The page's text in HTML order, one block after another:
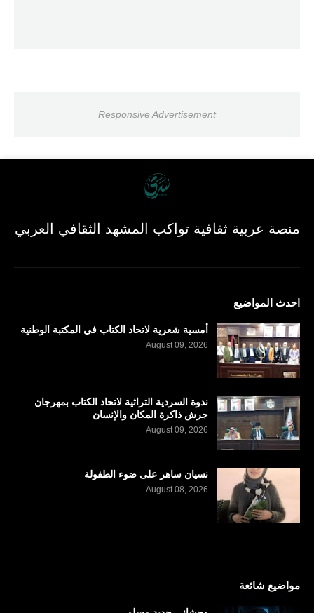
Responsive Advertisement
منصة عربية ثقافية تواكب المشهد الثقافي العربي
احدث المواضيع
أمسية شعرية لاتحاد الكتاب في المكتبة الوطنية
August 09, 2026
ندوة السردية التراثية لاتحاد الكتاب بمهرجان
جرش ذاكرة المكان والإنسان
August 09, 2026
نسيان ساهر على ضوء الطفولة
August 08, 2026
مواضيع شائعة